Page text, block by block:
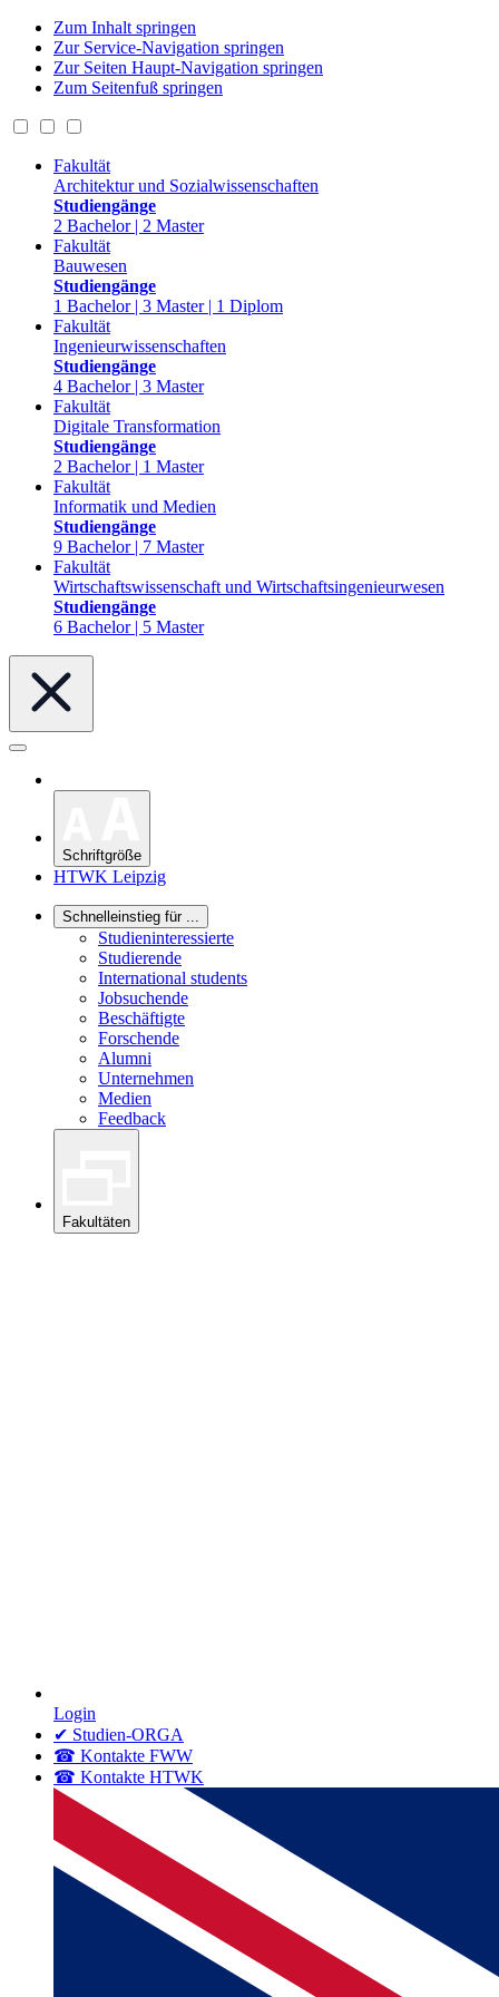
Zum Inhalt springen
Zur Service-Navigation springen
Zur Seiten Haupt-Navigation springen
Zum Seitenfuß springen
Fakultät
Architektur und Sozialwissenschaften
Studiengänge
2 Bachelor | 2 Master
Fakultät
Bauwesen
Studiengänge
1 Bachelor | 3 Master | 1 Diplom
Fakultät
Ingenieurwissenschaften
Studiengänge
4 Bachelor | 3 Master
Fakultät
Digitale Transformation
Studiengänge
2 Bachelor | 1 Master
Fakultät
Informatik und Medien
Studiengänge
9 Bachelor | 7 Master
Fakultät
Wirtschaftswissenschaft und Wirtschaftsingenieurwesen
Studiengänge
6 Bachelor | 5 Master
Schriftgröße
HTWK Leipzig
Schnelleinstieg für ...
Studieninteressierte
Studierende
International students
Jobsuchende
Beschäftigte
Forschende
Alumni
Unternehmen
Medien
Feedback
Fakultäten
Login
✔ Studien-ORGA
☎ Kontakte FWW
☎ Kontakte HTWK